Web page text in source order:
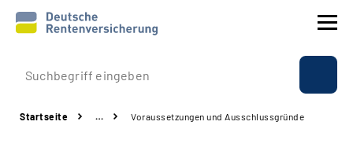
Prävention
Startseite … Voraussetzungen und Ausschlussgründe